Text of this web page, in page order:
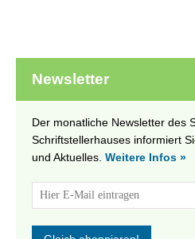
Newsletter
Der monatliche Newsletter des
Schriftstellerhauses informiert
und Aktuelles. Weitere Infos »